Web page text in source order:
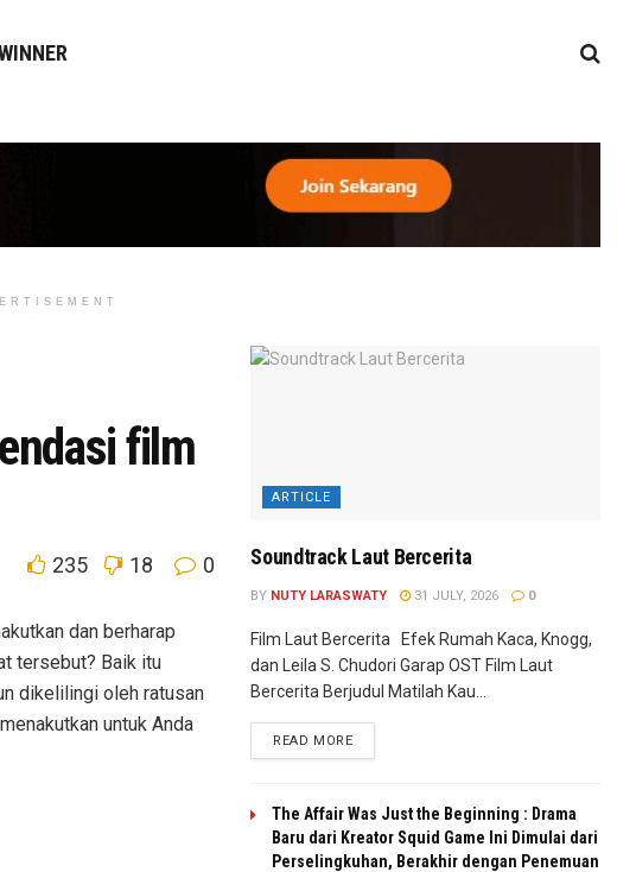
film
235 18 0
dan berharap
tersebut? Baik itu
dikelilingi oleh ratusan
untuk Anda
ARTICLE
Soundtrack Laut Bercerita
BY NUTY LARASWATY 31 JULY, 2026 0
Film Laut Bercerita Efek Rumah Kaca, Knogg,
dan Leila S. Chudori Garap OST Film Laut
Bercerita Berjudul Matilah Kau...
READ MORE
The Affair Was Just the Beginning : Drama
Baru dari Kreator Squid Game Ini Dimulai dari
Perselingkuhan, Berakhir dengan Penemuan